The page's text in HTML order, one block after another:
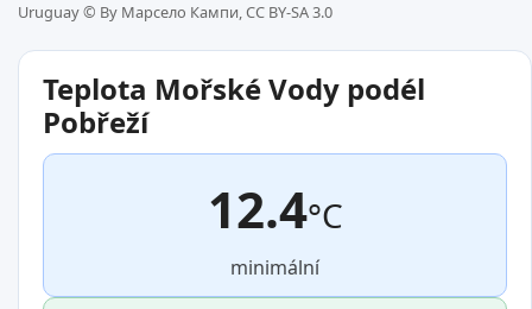
Uruguay © By Марсело Кампи, CC BY-SA 3.0
Teplota Mořské Vody podél
Pobřeží
12.4°C
minimální